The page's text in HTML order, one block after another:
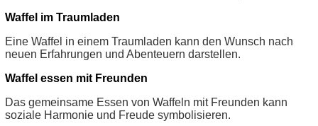
Waffel im Traumladen
Eine Waffel in einem Traumladen kann den Wunsch nach
neuen Erfahrungen und Abenteuern darstellen.
Waffel essen mit Freunden
Das gemeinsame Essen von Waffeln mit Freunden kann
soziale Harmonie und Freude symbolisieren.